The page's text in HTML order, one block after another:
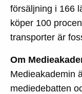
försäljning i 166
köper 100
transporter är
Om
Medieakademin
mediedebatten